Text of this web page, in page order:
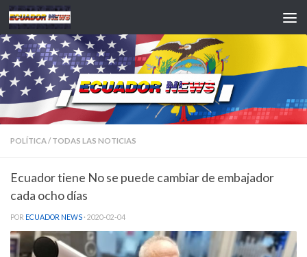
Saltar al contenido
POLÍTICA/ TODAS LAS NOTICIAS
Ecuador tiene No se puede cambiar de embajador
cada ocho días
POR ECUADOR NEWS · 2020-02-04